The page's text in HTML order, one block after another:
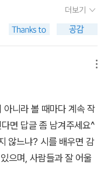
때, 그 세계는 이미 무언
나라를 침탈하는 폭력
이상 매끄럽게 작동할
우리가 어떤 이행기에 있
에는 반드시 폭력이 수
를 파괴하기 때문이다.
서로 협력하여 만들어준
모든 폭력은 불온 요소
할 것인가에 대한 문제
젝의 말대로라면 한국
해방되기 위한 수단으로
이 과연 구조적 폭력의
조적 폭력의 핵심에 닿
이다. 그렇기에 난 시위
다. 결론에 동의할 수는
엿본 것에 대해선 나름
이냐 물으면 단호하게 아
는 아니다. 체크한 문단
인류가 파멸해 봉착할 수
게 하기 위해선 가시적
고 또 공부하는 일인 것
하는 시대, 다시 말해 정신
들어서 있다. 사유의 주
, 이것이 바로 우리가 직
차원에서는 도널드 트럼
범의 수호자가 아니라
등장한다. 그는 거짓말
유하며, 규범의 밑바닥
린다. 급기야는 네타냐
광기적 폭력을 전 세계
광인이 통제권을 장악하
던ㅡ공화당은 남부 흑인
가담했다. 프레더릭 더글
참정권에 대한 초기의
완전히 이해하지 못했
의 진정한 비극은 참정
을 하리라는 더글러스의
트들의 인종주의적 완고
예 해방이 선언된 이후에
기 힘들었다. 노예제를
의 구조, 역사, 정치, 심
까지, 오늘의 세계를 지
권사회에서 근대의 규율
천과 더불어 그 양상을
살피고, 점점 내부화, 심
으로 읽어낸다.˝시스템
란 무엇인가>와 비교해
상태이지만...
더보기
아니라 볼 때마다 계속 작
면 답글 좀 남겨주세요^
않느냐? 시를 배우면 감
으며, 사람들과 잘 어울